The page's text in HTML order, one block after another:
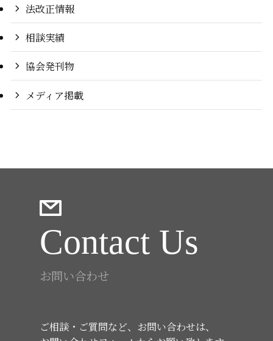
法改正情報
相談実績
協会発刊物
メディア掲載
Contact Us
お問い合わせ
ご相談・ご質問など、お問い合わせは、